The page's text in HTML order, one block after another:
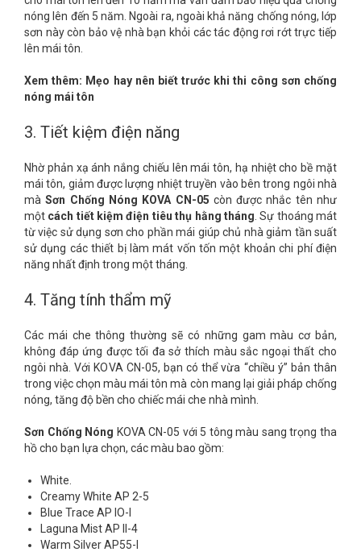
nóng lên đến 5 năm. Ngoài ra, ngoài khả năng chống nóng, lớp
sơn này còn bảo vệ nhà bạn khỏi các tác động rơi rớt trực tiếp
lên mái tôn.
Xem thêm: Mẹo hay nên biết trước khi thi công sơn chống
nóng mái tôn
3. Tiết kiệm điện năng
Nhờ phản xạ ánh nắng chiếu lên mái tôn, hạ nhiệt cho bề mặt
mái tôn, giảm được lượng nhiệt truyền vào bên trong ngôi nhà
màSơn Chống Nóng KOVA CN-05 còn được nhắc tên như
một cách tiết kiệm điện tiêu thụ hằng tháng . Sự thoáng mát
từ việc sử dụng sơn cho phần mái giúp chủ nhà giảm tần suất
sử dụng các thiết bị làm mát vốn tốn một khoản chi phí điện
năng nhất định trong một tháng.
4. Tăng tính thẩm mỹ
Các mái che thông thường sẽ có những gam màu cơ bản,
không đáp ứng được tối đa sở thích màu sắc ngoại thất cho
ngôi nhà. Với KOVA CN-05, bạn có thể vừa “chiều ý” bản thân
trong việc chọn màu mái tôn mà còn mang lại giải pháp chống
nóng, tăng độ bền cho chiếc mái che nhà mình.
Sơn Chống Nóng KOVA CN-05 với 5 tông màu sang trọng tha
hồ cho bạn lựa chọn, các màu bao gồm:
White.
Creamy White AP 2-5
Blue Trace AP IO-I
Laguna Mist AP II-4
Warm Silver AP55-I